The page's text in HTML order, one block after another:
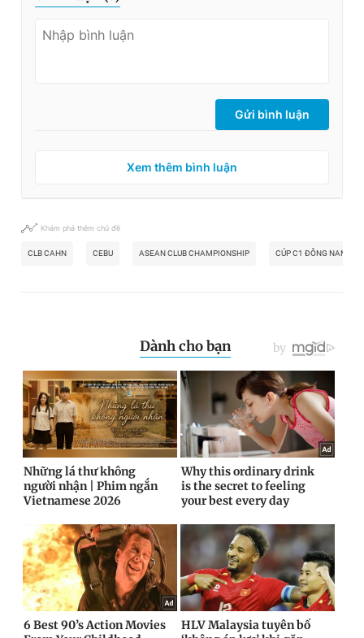
Gửi bình luận
Xem thêm bình luận
Khám phá thêm chủ đề
CLB CAHN CEBU ASEAN CLUB CHAMPIONSHIP CÚP C1 ĐÔNG NAM Á